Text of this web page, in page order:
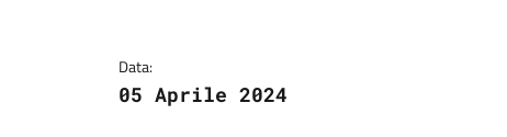
Data:
05 Aprile 2024